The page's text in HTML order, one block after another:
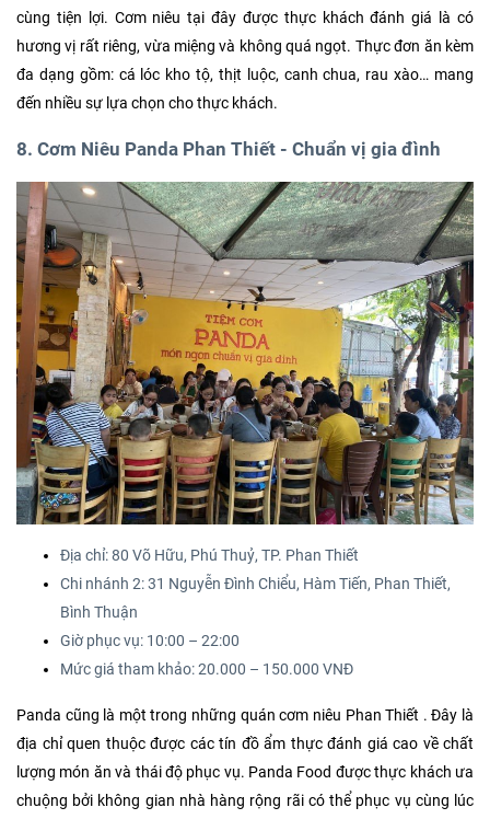
cùng tiện lợi. Cơm niêu tại đây được thực khách đánh giá là có
hương vị rất riêng, vừa miệng và không quá ngọt. Thực đơn ăn kèm
đa dạng gồm: cá lóc kho tộ, thịt luộc, canh chua, rau xào… mang
đến nhiều sự lựa chọn cho thực khách.
8. Cơm Niêu Panda Phan Thiết - Chuẩn vị gia đình
Địa chỉ: 80 Võ Hữu, Phú Thuỷ, TP. Phan Thiết
Chi nhánh 2: 31 Nguyễn Đình Chiểu, Hàm Tiến, Phan Thiết,
Bình Thuận
Giờ phục vụ: 10:00 – 22:00
Mức giá tham khảo: 20.000 – 150.000 VNĐ
Panda cũng là một trong những quán cơm niêu Phan Thiết . Đây là
địa chỉ quen thuộc được các tín đồ ẩm thực đánh giá cao về chất
lượng món ăn và thái độ phục vụ. Panda Food được thực khách ưa
chuộng bởi không gian nhà hàng rộng rãi có thể phục vụ cùng lúc